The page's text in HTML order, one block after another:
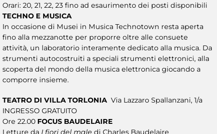
Orari: 20, 21, 22, 23 fino ad esaurimento dei posti disponibili
TECHNO E MUSICA
In occasione di Musei in Musica Technotown resta aperta
fino alla mezzanotte per proporre oltre alle consuete
attività, un laboratorio interamente dedicato alla musica. Da
strumenti autocostruiti a speciali strumenti elettronici, alla
scoperta del mondo della musica elettronica giocando a
comporre insieme.
TEATRO DI VILLA TORLONIA Via Lazzaro Spallanzani, 1/a
INGRESSO GRATUITO
Ore 22.00 FOCUS BAUDELAIRE
Letture da I fiori del male di Charles Baudelaire